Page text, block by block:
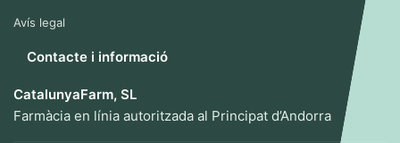
Avís legal
Contacte i informació
CatalunyaFarm, SL
Farmàcia en línia autoritzada al Principat d’Andorra